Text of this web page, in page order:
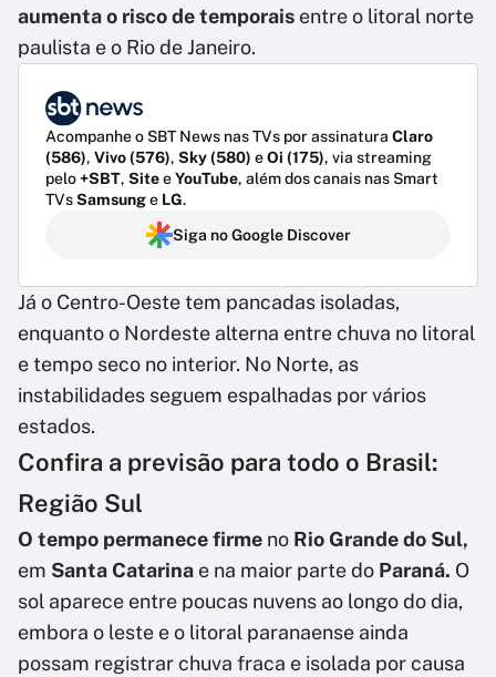
aumenta o risco de temporais entre o litoral norte
paulista e o Rio de Janeiro.
Acompanhe o SBT News nas TVs por assinatura Claro
(586), Vivo (576), Sky (580) eOi (175), via streaming
pelo+SBT, SiteeYouTube, além dos canais nas Smart
TVsSamsunge LG.
Siga no Google Discover
Já o Centro-Oeste tem pancadas isoladas,
enquanto o Nordeste alterna entre chuva no litoral
e tempo seco no interior. No Norte, as
instabilidades seguem espalhadas por vários
estados.
Confira a previsão para todo o Brasil:
Região Sul
O tempo permanece firme no Rio Grande do Sul,
em Santa Catarina e na maior parte do Paraná. O
sol aparece entre poucas nuvens ao longo do dia,
embora o leste e o litoral paranaense ainda
possam registrar chuva fraca e isolada por causa